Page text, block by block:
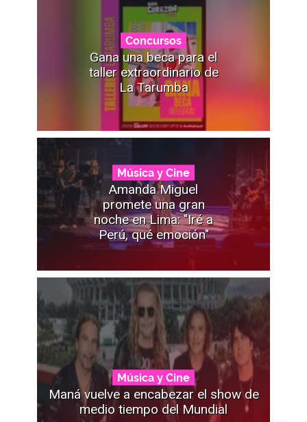
Concursos
Gana una beca para el
taller extraordinario de
La Tarumba
Música y Cine
Amanda Miguel
promete una gran
noche en Lima: "Iré a
Perú, qué emoción"
Música y Cine
Maná vuelve a encabezar el show de
medio tiempo del Mundial